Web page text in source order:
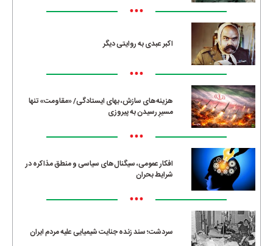
•••
اکبر عبدی به روایتی دیگر
•••
هزینه‌های سازش، بهای ایستادگی/ «مقاومت» تنها
مسیرِ رسیدن به پیروزی
•••
افکار عمومی، سیگنال‌های سیاسی و منطق مذاکره در
شرایط بحران
•••
سردشت؛ سند زنده جنایت شیمیایی علیه مردم ایران